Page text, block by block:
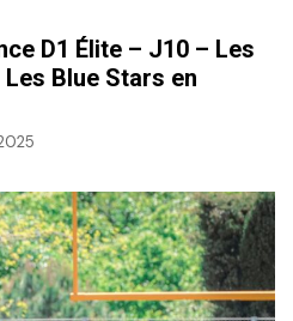
D1 Élite – J10 – Les
Blue Stars en